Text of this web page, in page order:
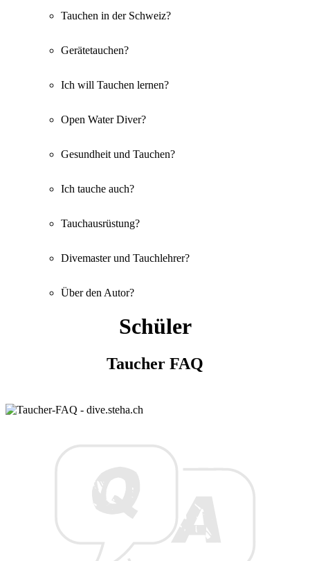
Tauchen in der Schweiz?
Gerätetauchen?
Ich will Tauchen lernen?
Open Water Diver?
Gesundheit und Tauchen?
Ich tauche auch?
Tauchausrüstung?
Divemaster und Tauchlehrer?
Über den Autor?
Schüler
Taucher FAQ